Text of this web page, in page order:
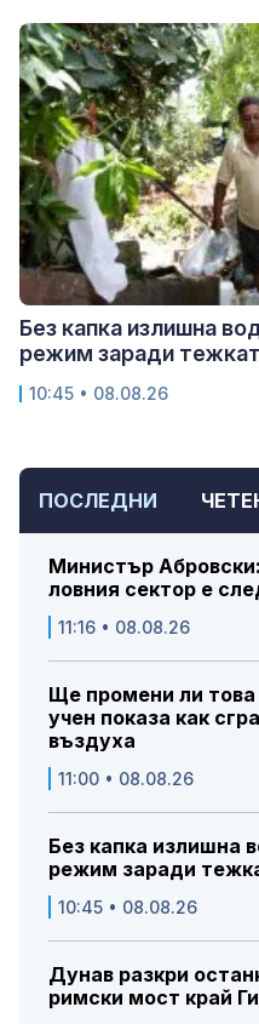
ПОСЛЕДНИ
Министър
ловния сектор е
11:16 • 08.08.26
Ще промени ли
учен показа как
въздуха
11:00 • 08.08.26
Без капка излишна
режим заради
10:45 • 08.08.26
Дунав разкри
римски мост край
Без капка излишна
режим заради
10:45 • 08.08.26